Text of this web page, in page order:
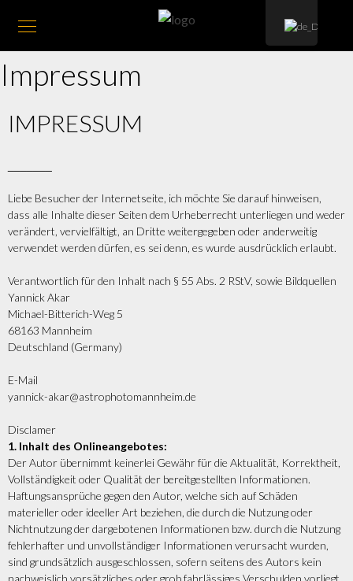
Impressum
IMPRESSUM
Liebe Besucher der Internetseite, ich möchte Sie darauf hinweisen,
dass alle Inhalte dieser Seiten dem Urheberrecht unterliegen und weder
verändert, vervielfältigt, an Dritte weitergegeben oder anderweitig
verwendet werden dürfen, es sei denn, es wurde ausdrücklich erlaubt.
Verantwortlich für den Inhalt nach § 55 Abs. 2 RStV, sowie Bildquellen
Yannick Akar
Michael-Bitterich-Weg 5
68163 Mannheim
Deutschland (Germany)
E-Mail
yannick-akar@astrophotomannheim.de
Disclamer
1. Inhalt des Onlineangebotes:
Der Autor übernimmt keinerlei Gewähr für die Aktualität, Korrektheit,
Vollständigkeit oder Qualität der bereitgestellten Informationen.
Haftungsansprüche gegen den Autor, welche sich auf Schäden
materieller oder ideeller Art beziehen, die durch die Nutzung oder
Nichtnutzung der dargebotenen Informationen bzw. durch die Nutzung
fehlerhafter und unvollständiger Informationen verursacht wurden,
sind grundsätzlich ausgeschlossen, sofern seitens des Autors kein
nachweislich vorsätzliches oder grob fahrlässiges Verschulden vorliegt.